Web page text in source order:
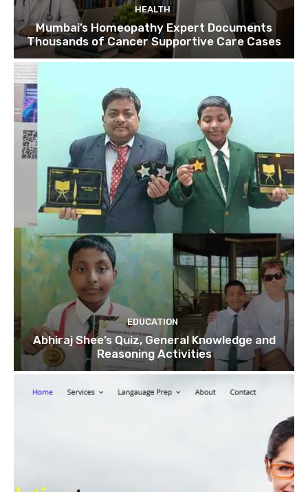
HEALTH
Mumbai’s Homeopathy Expert Documents
Thousands of Cancer Supportive Care Cases
EDUCATION
Abhiraj Shee’s Quiz, General Knowledge and
Reasoning Activities